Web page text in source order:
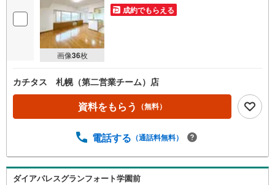
画像36枚
成約でもらえる
カチタス 札幌（第二営業チーム）店
資料をもらう （無料）
電話する （通話料無料）
ダイアパレスグランフォート学園前